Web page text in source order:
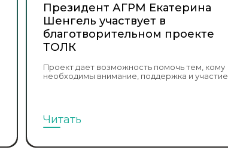
Президент АГРМ Екатерина
Шенгель участвует в
благотворительном проекте
ТОЛК
Проект дает возможность помочь тем, кому
необходимы внимание, поддержка и участие
Читать